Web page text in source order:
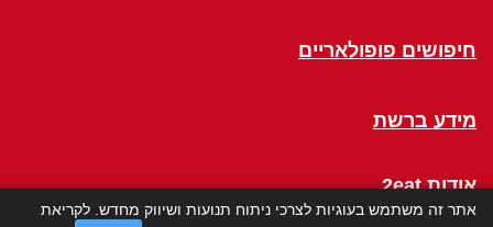
חיפושים פופולאריים
מידע ברשת
אודות 2eat
אתר זה משתמש בעוגיות לצרכי ניתוח תנועות ושיווק מחדש. לקריאת